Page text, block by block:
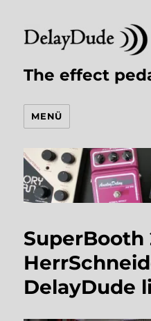
The effect
MENÜ
SuperBooth
DelayDude